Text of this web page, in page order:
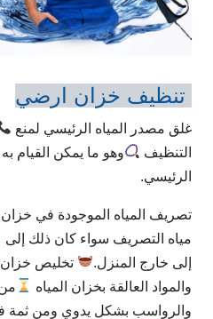
تنظيف خزان ارضي
غلق مصدر المياه الرئيسي لمنع
التنظيف
وهو ما يمكن القيام
الرئيسي.
تصريف المياه الموجودة في خزان
مياه التصريف سواء كان ذلك إلى
إلى خارج المنزل.
تخليص خزان
والمواد العالقة بخزان المياه
والرواسب بشكل يدوي ومن ثمة